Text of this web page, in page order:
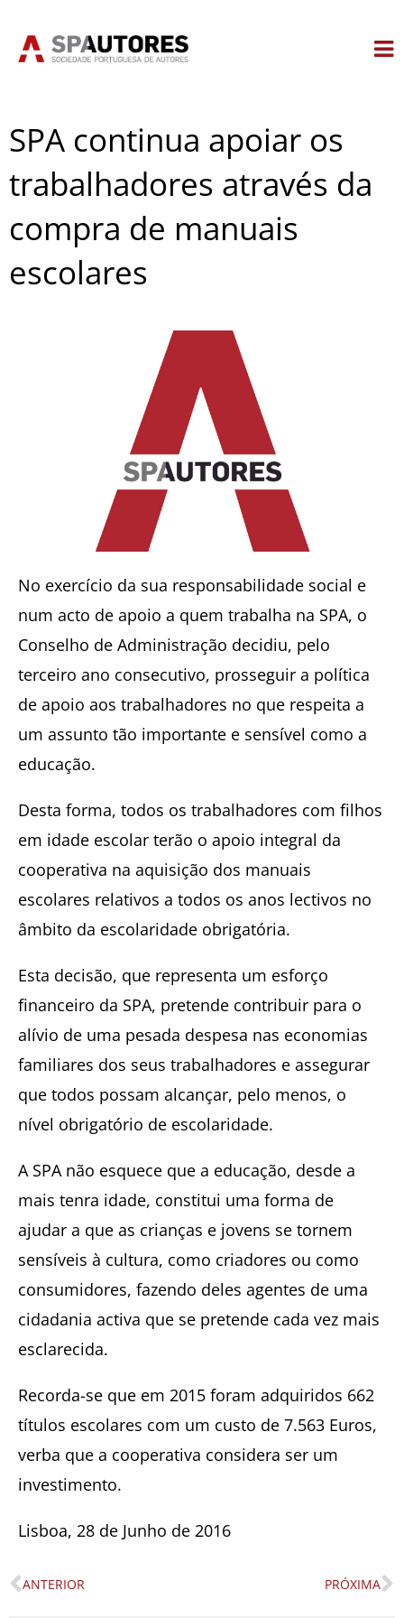
SPA continua apoiar os
trabalhadores através da
compra de manuais
escolares
No exercício da sua responsabilidade social e
num acto de apoio a quem trabalha na SPA, o
Conselho de Administração decidiu, pelo
terceiro ano consecutivo, prosseguir a política
de apoio aos trabalhadores no que respeita a
um assunto tão importante e sensível como a
educação.
Desta forma, todos os trabalhadores com filhos
em idade escolar terão o apoio integral da
cooperativa na aquisição dos manuais
escolares relativos a todos os anos lectivos no
âmbito da escolaridade obrigatória.
Esta decisão, que representa um esforço
financeiro da SPA, pretende contribuir para o
alívio de uma pesada despesa nas economias
familiares dos seus trabalhadores e assegurar
que todos possam alcançar, pelo menos, o
nível obrigatório de escolaridade.
A SPA não esquece que a educação, desde a
mais tenra idade, constitui uma forma de
ajudar a que as crianças e jovens se tornem
sensíveis à cultura, como criadores ou como
consumidores, fazendo deles agentes de uma
cidadania activa que se pretende cada vez mais
esclarecida.
Recorda-se que em 2015 foram adquiridos 662
títulos escolares com um custo de 7.563 Euros,
verba que a cooperativa considera ser um
investimento.
Lisboa, 28 de Junho de 2016
Prev
ANTERIOR PRÓXIMA